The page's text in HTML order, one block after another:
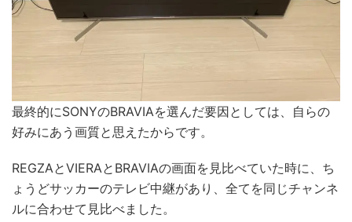
最終的にSONYのBRAVIAを選んだ要因としては、自らの
好みにあう画質と思えたからです。
REGZAとVIERAとBRAVIAの画面を見比べていた時に、ち
ょうどサッカーのテレビ中継があり、全てを同じチャンネ
ルに合わせて見比べました。